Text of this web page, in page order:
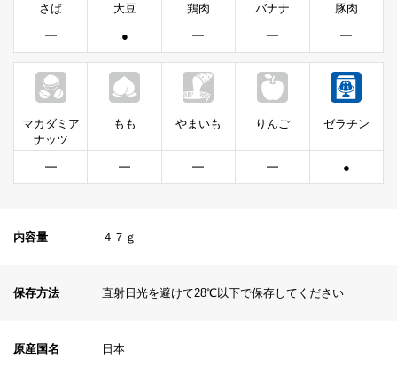
さば
━
大豆
●
鶏肉
━
バナナ
━
豚肉
━
マカダミア
ナッツ
━
もも
━
やまいも
━
りんご
━
ゼラチン
●
内容量 ４７ｇ
保存方法 直射日光を避けて28℃以下で保存してください
原産国名 日本